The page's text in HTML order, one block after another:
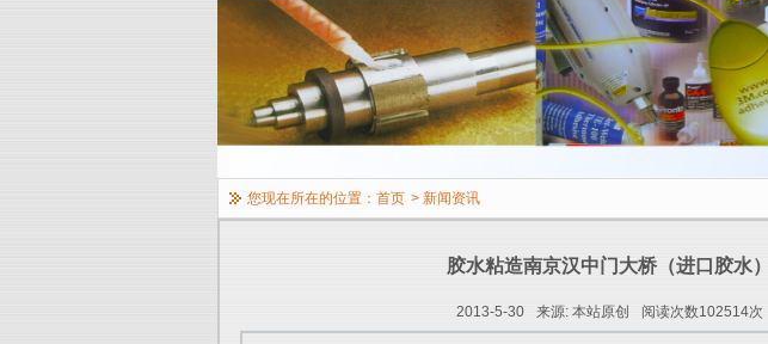
您现在所在的位置： 首页 > 新闻资讯
胶水粘造南京汉中门大桥（进口胶水）
2013-5-30 来源: 本站原创 阅读次数102514次